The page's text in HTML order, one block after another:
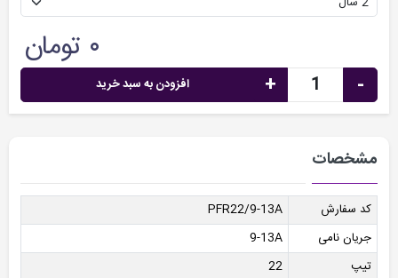
۰ تومان
-
+ افزودن به سبد خرید
مشخصات
کد سفارش
PFR22/9-13A
جریان نامی
9-13A
تیپ
22